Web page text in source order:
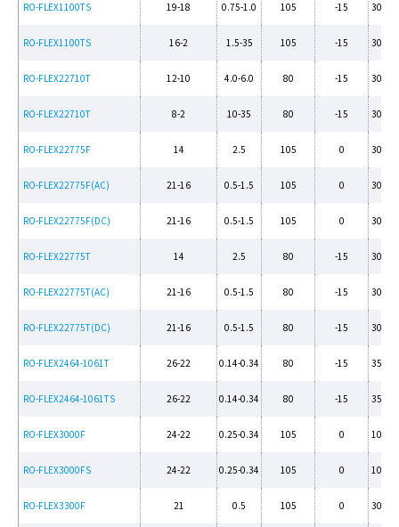
RO-FLEX1100TS 19-18 0.75-1.0 105 -15 300/
RO-FLEX1100TS 16-2 1.5-35 105 -15 300/
RO-FLEX22710T 12-10 4.0-6.0 80 -15 300/
RO-FLEX22710T 8-2 10-35 80 -15 300/
RO-FLEX22775F 14 2.5 105 0 300/
RO-FLEX22775F(AC) 21-16 0.5-1.5 105 0 300/
RO-FLEX22775F(DC) 21-16 0.5-1.5 105 0 300/
RO-FLEX22775T 14 2.5 80 -15 300/
RO-FLEX22775T(AC) 21-16 0.5-1.5 80 -15 300/
RO-FLEX22775T(DC) 21-16 0.5-1.5 80 -15 300/
RO-FLEX2464-1061T 26-22 0.14-0.34 80 -15
RO-FLEX2464-1061TS 26-22 0.14-0.34 80 -15
RO-FLEX3000F 24-22 0.25-0.34 105 0 100/
RO-FLEX3000FS 24-22 0.25-0.34 105 0 100/
RO-FLEX3300F 21 0.5 105 0 300/